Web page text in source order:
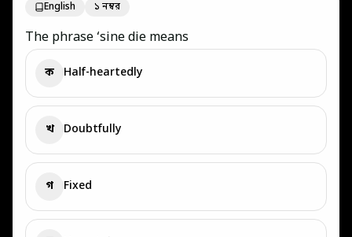
English ১ নম্বর
The phrase ‘sine die means
ক Half-heartedly
খ Doubtfully
গ Fixed